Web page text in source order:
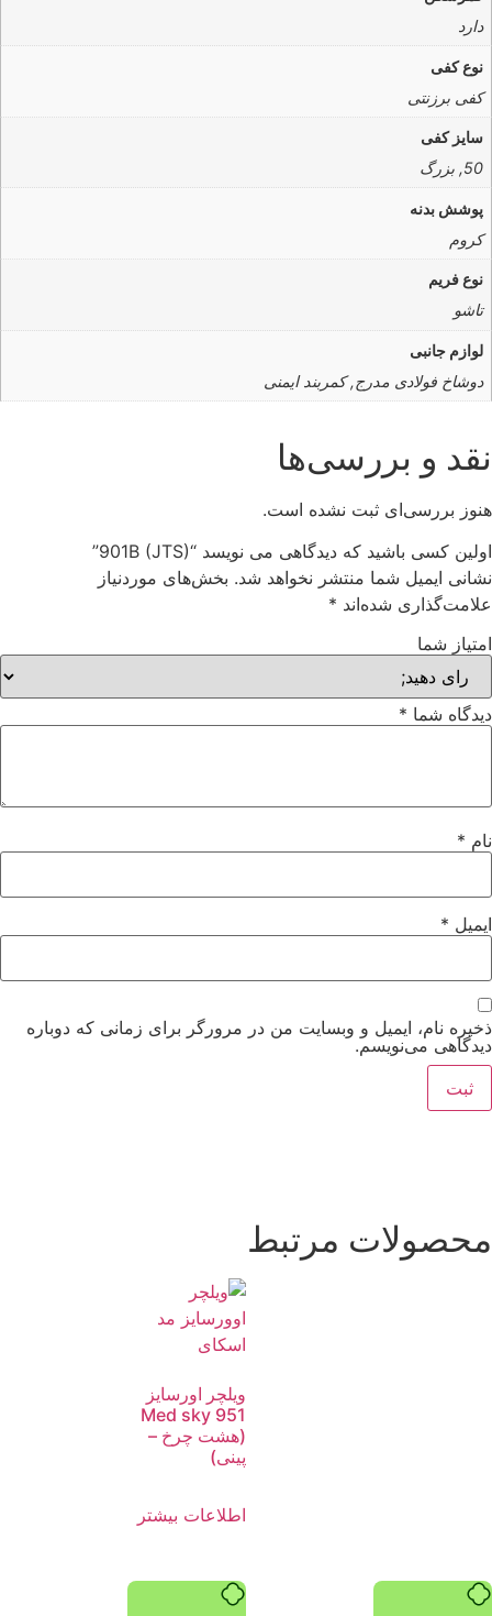
دارد
نوع کفی
کفی برزنتی
سایز کفی
50, بزرگ
پوشش بدنه
کروم
نوع فریم
تاشو
لوازم جانبی
دوشاخ فولادی مدرج, کمربند ایمنی
نقد و بررسی‌ها
هنوز بررسی‌ای ثبت نشده است.
اولین کسی باشید که دیدگاهی می نویسد “901B (JTS)”
نشانی ایمیل شما منتشر نخواهد شد. بخش‌های موردنیاز
علامت‌گذاری شده‌اند *
امتیاز شما
دیدگاه شما *
نام *
ایمیل *
ذخیره نام، ایمیل و وبسایت من در مرورگر برای زمانی که دوباره
دیدگاهی می‌نویسم.
محصولات مرتبط
ویلچر اورسایز
951 Med sky
(هشت چرخ –
پینی)
اطلاعات بیشتر